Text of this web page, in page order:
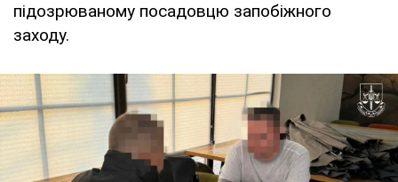
підозрюваному посадовцю запобіжного
заходу.